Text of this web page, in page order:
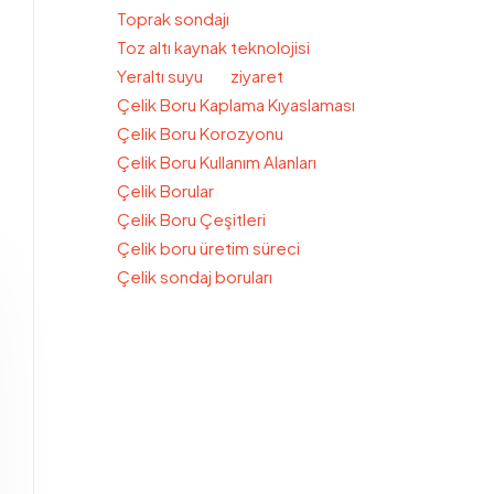
Toprak sondajı
Toz altı kaynak teknolojisi
Yeraltı suyu
ziyaret
Çelik Boru Kaplama Kıyaslaması
Çelik Boru Korozyonu
Çelik Boru Kullanım Alanları
Çelik Borular
Çelik Boru Çeşitleri
Çelik boru üretim süreci
Çelik sondaj boruları